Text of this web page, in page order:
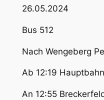
26.05.2024
Bus 512
Nach Wengeberg
Ab 12:19
An 12:55